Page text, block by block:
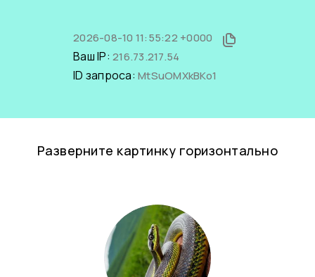
2026-08-10 11:55:22 +0000
Ваш IP: 216.73.217.54
ID запроса: MtSuOMXkBKo1
Разверните картинку горизонтально